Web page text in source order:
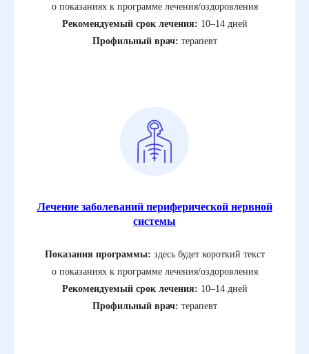
о показаниях к программе лечения/оздоровления
Рекомендуемый срок лечения: 10–14 дней
Профильный врач: терапевт
Лечение заболеваний периферической нервной
системы
Показания программы: здесь будет короткий текст
о показаниях к программе лечения/оздоровления
Рекомендуемый срок лечения: 10–14 дней
Профильный врач: терапевт